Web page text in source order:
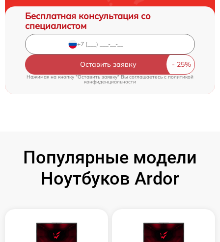
Бесплатная консультация со
специалистом
Оставить заявку
Нажимая на кнопку "Оставить заявку" Вы соглашаетесь cполитикой
конфиденциальности
Популярные модели
Ноутбуков Ardor